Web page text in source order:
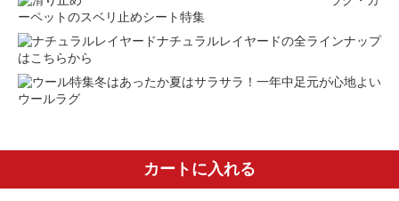
ーペットのスベリ止めシート特集
ナチュラルレイヤードの全ラインナップ
はこちらから
冬はあったか夏はサラサラ！一年中足元が心地よい
ウールラグ
カートに入れる